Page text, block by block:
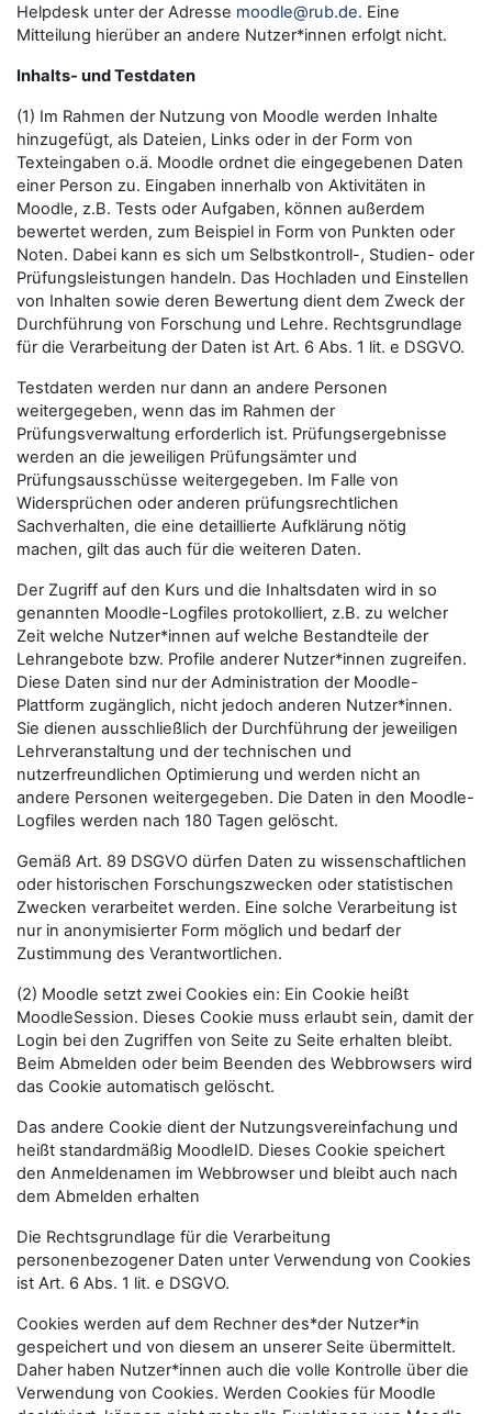
Helpdesk unter der Adresse moodle@rub.de. Eine
Mitteilung hierüber an andere Nutzer*innen erfolgt nicht.
Inhalts- und Testdaten
(1) Im Rahmen der Nutzung von Moodle werden Inhalte
hinzugefügt, als Dateien, Links oder in der Form von
Texteingaben o.ä. Moodle ordnet die eingegebenen Daten
einer Person zu. Eingaben innerhalb von Aktivitäten in
Moodle, z.B. Tests oder Aufgaben, können außerdem
bewertet werden, zum Beispiel in Form von Punkten oder
Noten. Dabei kann es sich um Selbstkontroll-, Studien- oder
Prüfungsleistungen handeln. Das Hochladen und Einstellen
von Inhalten sowie deren Bewertung dient dem Zweck der
Durchführung von Forschung und Lehre. Rechtsgrundlage
für die Verarbeitung der Daten ist Art. 6 Abs. 1 lit. e DSGVO.
Testdaten werden nur dann an andere Personen
weitergegeben, wenn das im Rahmen der
Prüfungsverwaltung erforderlich ist. Prüfungsergebnisse
werden an die jeweiligen Prüfungsämter und
Prüfungsausschüsse weitergegeben. Im Falle von
Widersprüchen oder anderen prüfungsrechtlichen
Sachverhalten, die eine detaillierte Aufklärung nötig
machen, gilt das auch für die weiteren Daten.
Der Zugriff auf den Kurs und die Inhaltsdaten wird in so
genannten Moodle-Logfiles protokolliert, z.B. zu welcher
Zeit welche Nutzer*innen auf welche Bestandteile der
Lehrangebote bzw. Profile anderer Nutzer*innen zugreifen.
Diese Daten sind nur der Administration der Moodle-
Plattform zugänglich, nicht jedoch anderen Nutzer*innen.
Sie dienen ausschließlich der Durchführung der jeweiligen
Lehrveranstaltung und der technischen und
nutzerfreundlichen Optimierung und werden nicht an
andere Personen weitergegeben. Die Daten in den Moodle-
Logfiles werden nach 180 Tagen gelöscht.
Gemäß Art. 89 DSGVO dürfen Daten zu wissenschaftlichen
oder historischen Forschungszwecken oder statistischen
Zwecken verarbeitet werden. Eine solche Verarbeitung ist
nur in anonymisierter Form möglich und bedarf der
Zustimmung des Verantwortlichen.
(2) Moodle setzt zwei Cookies ein: Ein Cookie heißt
MoodleSession. Dieses Cookie muss erlaubt sein, damit der
Login bei den Zugriffen von Seite zu Seite erhalten bleibt.
Beim Abmelden oder beim Beenden des Webbrowsers wird
das Cookie automatisch gelöscht.
Das andere Cookie dient der Nutzungsvereinfachung und
heißt standardmäßig MoodleID. Dieses Cookie speichert
den Anmeldenamen im Webbrowser und bleibt auch nach
dem Abmelden erhalten
Die Rechtsgrundlage für die Verarbeitung
personenbezogener Daten unter Verwendung von Cookies
ist Art. 6 Abs. 1 lit. e DSGVO.
Cookies werden auf dem Rechner des*der Nutzer*in
gespeichert und von diesem an unserer Seite übermittelt.
Daher haben Nutzer*innen auch die volle Kontrolle über die
Verwendung von Cookies. Werden Cookies für Moodle